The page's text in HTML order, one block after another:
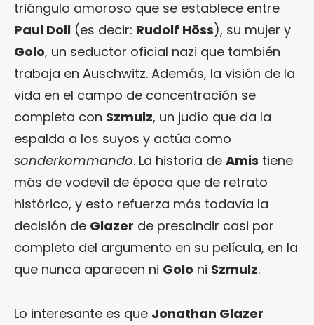
triángulo amoroso que se establece entre
Paul Doll (es decir: Rudolf Höss), su mujer y
Golo, un seductor oficial nazi que también
trabaja en Auschwitz. Además, la visión de la
vida en el campo de concentración se
completa con Szmulz, un judío que da la
espalda a los suyos y actúa como
sonderkommando. La historia de Amis tiene
más de vodevil de época que de retrato
histórico, y esto refuerza más todavía la
decisión de Glazer de prescindir casi por
completo del argumento en su película, en la
que nunca aparecen ni Golo ni Szmulz.
Lo interesante es que Jonathan Glazer